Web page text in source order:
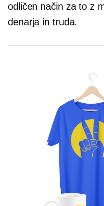
odličen način za to z
denarja in truda.